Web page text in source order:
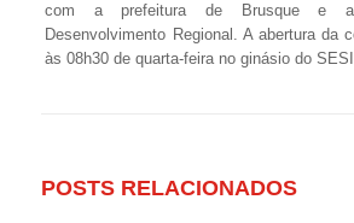
com a prefeitura de Brusque e
Desenvolvimento Regional. A abertura da
às 08h30 de quarta-feira no ginásio do
POSTS RELACIONADOS